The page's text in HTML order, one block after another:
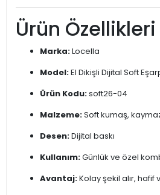
Ürün Özellikleri
Marka:Locella
Model:El Dikişli Dijital Soft
Ürün Kodu:soft26-04
Malzeme:Soft kumaş,
Desen:Dijital baskı
Kullanım:Günlük ve özel
Avantaj:Kolay şekil alır, hafif